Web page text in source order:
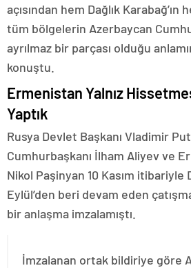
açısından hem Dağlık
tüm bölgelerin Azerbaycan
ayrılmaz bir parçası olduğu
konuştu.
Ermenistan Yalnız
Yaptık
Rusya Devlet Başkanı Vladimir
Cumhurbaşkanı İlham Aliyev ve
Nikol Paşinyan 10 Kasım itibariyle
Eylül’den beri devam eden
bir anlaşma imzalamıştı.
İmzalanan ortak bildiriye göre